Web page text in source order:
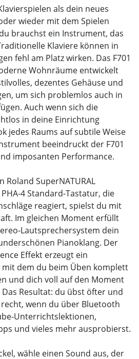
als dein neues
wieder mit dem Spielen
brauchst ein Instrument, das
Klaviere können in
fehl am Platz wirken. Das F701
Wohnräume entwickelt
dezentes Gehäuse und
um sich problemlos auch in
Auch wenn sich die
in deine Einrichtung
jedes Raums auf subtile Weise
beeindruckt der F701
imposanten Performance.
Roland SuperNATURAL
4 Standard-Tastatur, die
reagiert, spielst du mit
Im gleichen Moment erfüllt
Lautsprechersystem dein
Pianoklang. Der
Effekt erzeugt ein
mit dem du beim Üben komplett
und dich voll auf den Moment
Resultat: du übst öfter und
wenn du über Bluetooth
Unterrichtslektionen,
und vieles mehr ausprobierst.
wähle einen Sound aus, der